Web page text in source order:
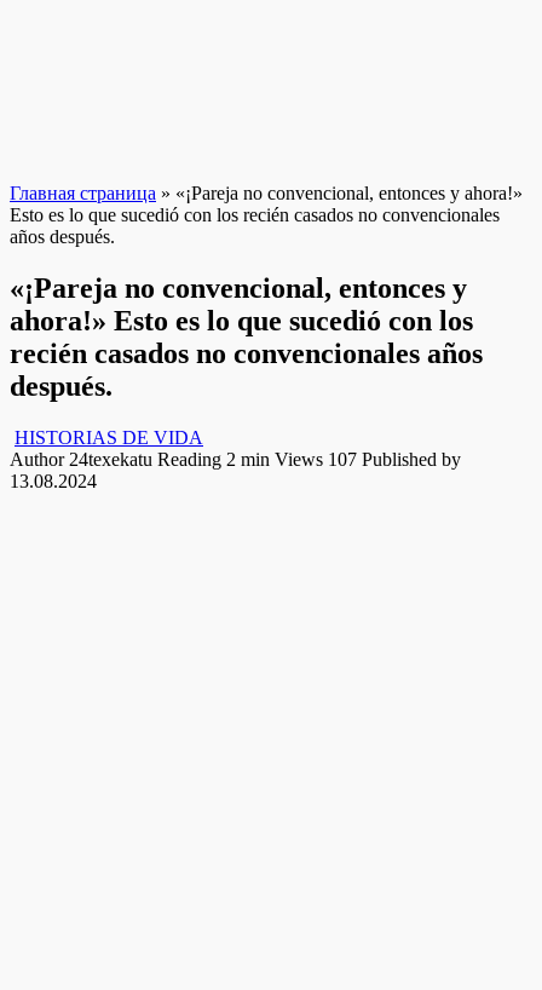
Главная страница » «¡Pareja no convencional, entonces y ahora!»
Esto es lo que sucedió con los recién casados no convencionales
años después.
«¡Pareja no convencional, entonces y
ahora!» Esto es lo que sucedió con los
recién casados no convencionales años
después.
HISTORIAS DE VIDA
Author 24texekatu Reading 2 min Views 107 Published by
13.08.2024